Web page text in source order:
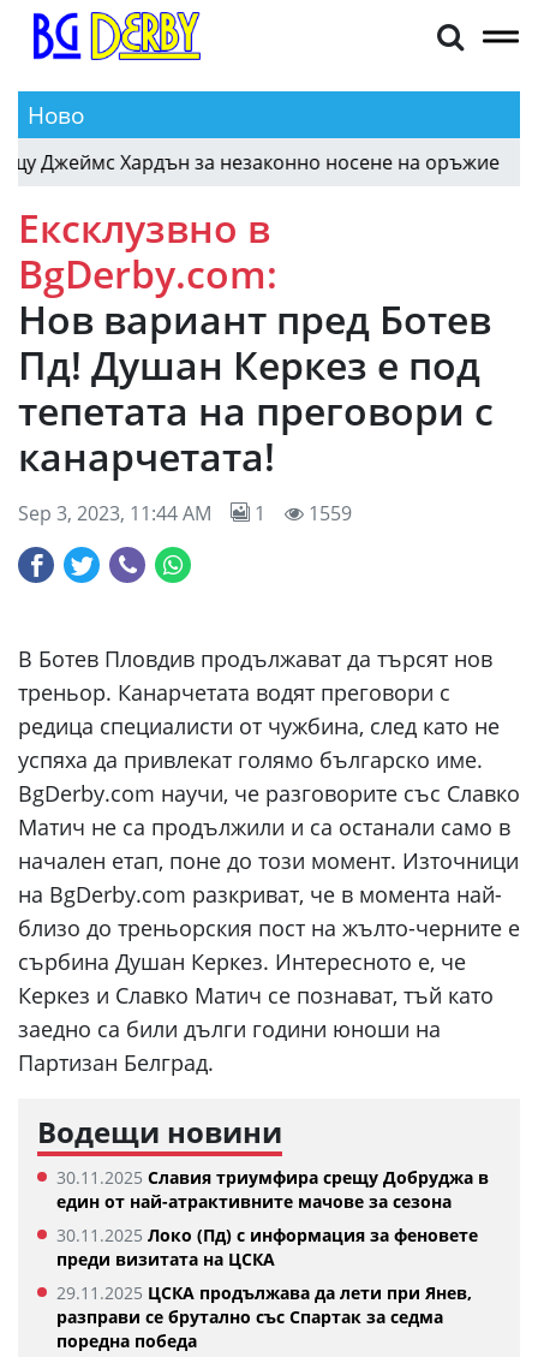
Ново
Хардън за незаконно носене на оръжие
Ексклузвно в
BgDerby.com:
Нов вариант пред Ботев
Пд! Душан Керкез е под
тепетата на преговори с
канарчетата!
Sep 3, 2023, 11:44 AM 1 1559
В Ботев Пловдив продължават да търсят нов
треньор. Канарчетата водят преговори с
редица специалисти от чужбина, след като не
успяха да привлекат голямо българско име.
BgDerby.com научи, че разговорите със Славко
Матич не са продължили и са останали само в
начален етап, поне до този момент. Източници
на BgDerby.com разкриват, че в момента най-
близо до треньорския пост на жълто-черните е
сърбина Душан Керкез. Интересното е, че
Керкез и Славко Матич се познават, тъй като
заедно са били дълги години юноши на
Партизан Белград.
Водещи новини
30.11.2025 Славия триумфира срещу Добруджа в
един от най-атрактивните мачове за сезона
30.11.2025 Локо (Пд) с информация за феновете
преди визитата на ЦСКА
29.11.2025 ЦСКА продължава да лети при Янев,
разправи се брутално със Спартак за седма
поредна победа